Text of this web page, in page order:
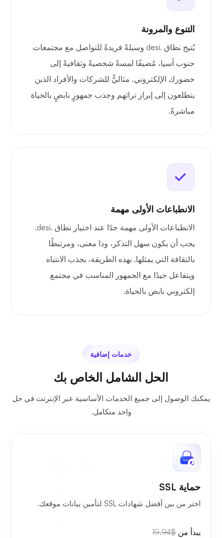
التنوع والمرونة
يُتيح نطاق .desi وسيلةً فريدةً للتواصل مع مجتمعات
جنوب آسيا، مُضيفًا لمسةً شخصيةً وثقافيةً إلى
حضورك الإلكتروني. مثاليٌّ للشركات والأفراد الذين
يتطلعون إلى إبراز تراثهم وجذب جمهورٍ نابضٍ بالحياة
مباشرةً.
الانطباعات الأولى مهمة
الانطباعات الأولى مهمة جدًا عند اختيار نطاق .desi.
يجب أن يكون سهل التذكر، وذا معنى، ومرتبطًا
بالثقافة التي يمثلها. بهذه الطريقة، يجذب الانتباه
ويتفاعل جيدًا مع الجمهور المناسب في مجتمع
إلكتروني نابض بالحياة.
خدمات إضافية
الحل الشامل الخاص بك
يمكنك الوصول إلى جميع الخدمات الأساسية عبر الإنترنت في حل
واحد متكامل.
حماية SSL
اختر من بين أفضل شهادات SSL لتأمين بيانات موقعك.
يبدأ من $19.94